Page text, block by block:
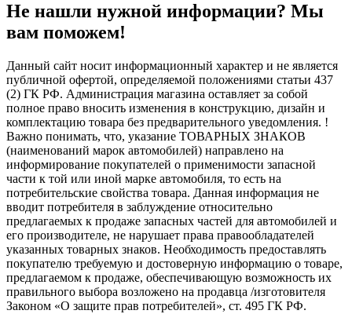
Не нашли нужной информации? Мы
вам поможем!
Данный сайт носит информационный характер и не является
публичной офертой, определяемой положениями статьи 437
(2) ГК РФ. Администрация магазина оставляет за собой
полное право вносить изменения в конструкцию, дизайн и
комплектацию товара без предварительного уведомления. !
Важно понимать, что, указание ТОВАРНЫХ ЗНАКОВ
(наименований марок автомобилей) направлено на
информирование покупателей о применимости запасной
части к той или иной марке автомобиля, то есть на
потребительские свойства товара. Данная информация не
вводит потребителя в заблуждение относительно
предлагаемых к продаже запасных частей для автомобилей и
его производителе, не нарушает права правообладателей
указанных товарных знаков. Необходимость предоставлять
покупателю требуемую и достоверную информацию о товаре,
предлагаемом к продаже, обеспечивающую возможность их
правильного выбора возложено на продавца /изготовителя
Законом «О защите прав потребителей», ст. 495 ГК РФ.